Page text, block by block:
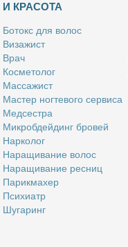
И КРАСОТА
Бо­токс для во­лос
Ви­за­жист
Врач
Кос­ме­то­лог
Мас­са­жист
Ма­стер ног­те­во­го сер­ви­са
Мед­сест­ра
Мик­роб­дей­динг бро­вей
Нар­ко­лог
На­ра­щи­ва­ние во­лос
На­ра­щи­ва­ние рес­ниц
Па­рик­махер
Пси­хи­атр
Шу­га­ринг